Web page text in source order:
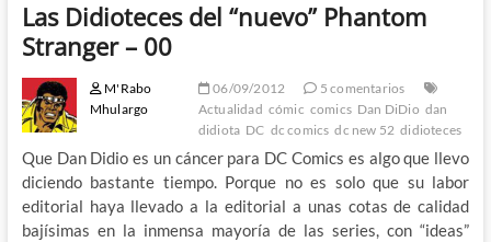
Las Didioteces del “nuevo” Phantom
Stranger – 00
M'Rabo
Mhulargo
06/09/2012
5 comentarios
Actualidad cómic comics Dan DiDio dan
didiota DC dc comics dc new 52 didioteces
Que Dan Didio es un cáncer para DC Comics es algo que llevo
diciendo bastante tiempo. Porque no es solo que su labor
editorial haya llevado a la editorial a unas cotas de calidad
bajísimas en la inmensa mayoría de las series, con “ideas”